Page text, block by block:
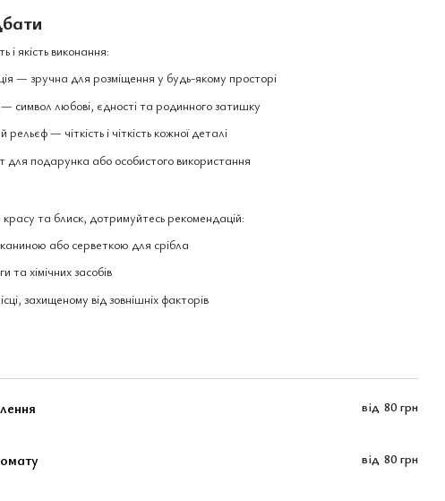
і якість виконання:
— зручна для розміщення у будь-якому просторі
символ любові, єдності та родинного затишку
— чіткість і чіткість кожної деталі
для подарунка або особистого використання
та блиск, дотримуйтесь рекомендацій:
або серветкою для срібла
та хімічних засобів
захищеному від зовнішніх факторів
від 80 грн
від 80 грн